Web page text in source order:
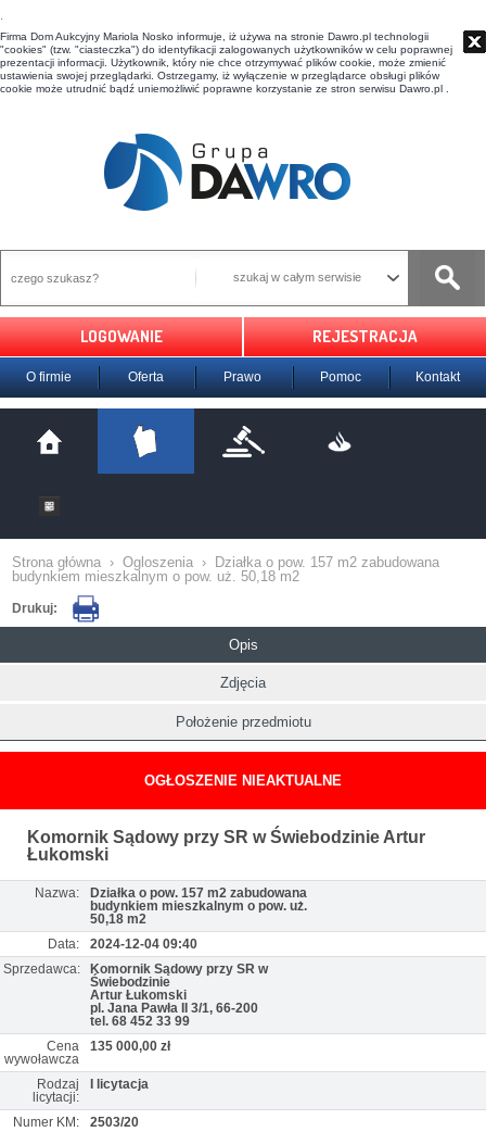
t
Firma Dom Aukcyjny Mariola Nosko informuje, iż używa na stronie Dawro.pl technologii
"cookies" (tzw. "ciasteczka") do identyfikacji zalogowanych użytkowników w celu poprawnej
prezentacji informacji. Użytkownik, który nie chce otrzymywać plików cookie, może zmienić
ustawienia swojej przeglądarki. Ostrzegamy, iż wyłączenie w przeglądarce obsługi plików
cookie może utrudnić bądź uniemożliwić poprawne korzystanie ze stron serwisu Dawro.pl .
szukaj w całym serwisie
LOGOWANIE REJESTRACJA
O firmie Oferta Prawo Pomoc Kontakt
Strona główna › Ogloszenia ›
Działka o pow. 157 m2 zabudowana
budynkiem mieszkalnym o pow. uż. 50,18 m2
Drukuj:
Opis
Zdjęcia
Położenie przedmiotu
OGŁOSZENIE NIEAKTUALNE
Komornik Sądowy przy SR w Świebodzinie Artur
Łukomski
Nazwa:
Działka o pow. 157 m2 zabudowana
budynkiem mieszkalnym o pow. uż.
50,18 m2
Data:
2024-12-04 09:40
Sprzedawca:
Komornik Sądowy przy SR w
Świebodzinie
Artur Łukomski
pl. Jana Pawła II 3/1, 66-200
tel. 68 452 33 99
Cena
wywoławcza
135 000,00 zł
Rodzaj
licytacji:
I licytacja
Numer KM:
2503/20